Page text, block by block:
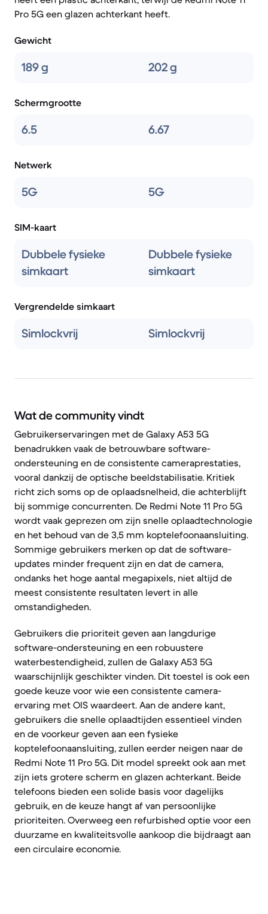
Pro 5G een glazen achterkant heeft.
Gewicht
189 g 202 g
Schermgrootte
6.5 6.67
Netwerk
5G 5G
SIM-kaart
Dubbele fysieke
simkaart
Dubbele fysieke
simkaart
Vergrendelde simkaart
Simlockvrij Simlockvrij
Wat de community vindt
Gebruikerservaringen met de Galaxy A53 5G
benadrukken vaak de betrouwbare software-
ondersteuning en de consistente cameraprestaties,
vooral dankzij de optische beeldstabilisatie. Kritiek
richt zich soms op de oplaadsnelheid, die achterblijft
bij sommige concurrenten. De Redmi Note 11 Pro 5G
wordt vaak geprezen om zijn snelle oplaadtechnologie
en het behoud van de 3,5 mm koptelefoonaansluiting.
Sommige gebruikers merken op dat de software-
updates minder frequent zijn en dat de camera,
ondanks het hoge aantal megapixels, niet altijd de
meest consistente resultaten levert in alle
omstandigheden.
Gebruikers die prioriteit geven aan langdurige
software-ondersteuning en een robuustere
waterbestendigheid, zullen de Galaxy A53 5G
waarschijnlijk geschikter vinden. Dit toestel is ook een
goede keuze voor wie een consistente camera-
ervaring met OIS waardeert. Aan de andere kant,
gebruikers die snelle oplaadtijden essentieel vinden
en de voorkeur geven aan een fysieke
koptelefoonaansluiting, zullen eerder neigen naar de
Redmi Note 11 Pro 5G. Dit model spreekt ook aan met
zijn iets grotere scherm en glazen achterkant. Beide
telefoons bieden een solide basis voor dagelijks
gebruik, en de keuze hangt af van persoonlijke
prioriteiten. Overweeg een refurbished optie voor een
duurzame en kwaliteitsvolle aankoop die bijdraagt aan
een circulaire economie.